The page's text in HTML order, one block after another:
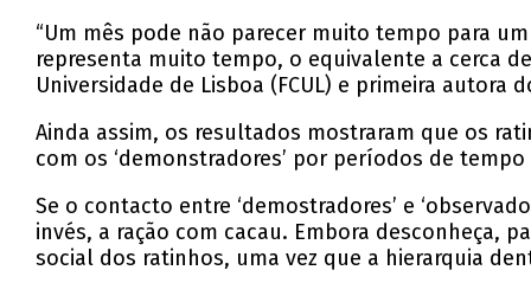
“Um mês pode não parecer muito tempo para
representa muito tempo, o equivalente a cerca
Universidade de Lisboa (FCUL) e primeira autora
Ainda assim, os resultados mostraram que os
com os ‘demonstradores’ por períodos de
Se o contacto entre ‘demostradores’ e
invés, a ração com cacau. Embora desconheça,
social dos ratinhos, uma vez que a hierarquia